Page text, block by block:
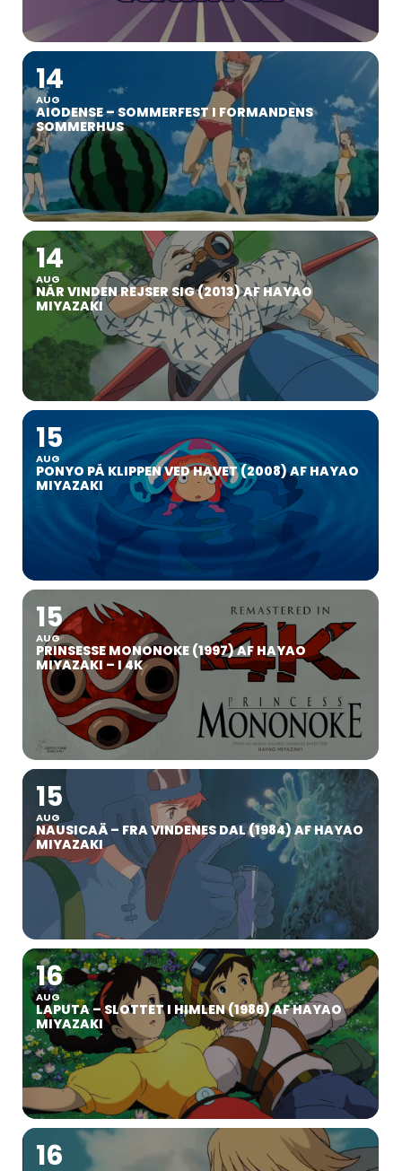
14
AUG
AIODENSE – SOMMERFEST I FORMANDENS
SOMMERHUS
14
AUG
NÅR VINDEN REJSER SIG (2013) AF HAYAO
MIYAZAKI
15
AUG
PONYO PÅ KLIPPEN VED HAVET (2008) AF HAYAO
MIYAZAKI
15
AUG
PRINSESSE MONONOKE (1997) AF HAYAO
MIYAZAKI – I 4K
15
AUG
NAUSICAÄ – FRA VINDENES DAL (1984) AF HAYAO
MIYAZAKI
16
AUG
LAPUTA – SLOTTET I HIMLEN (1986) AF HAYAO
MIYAZAKI
16